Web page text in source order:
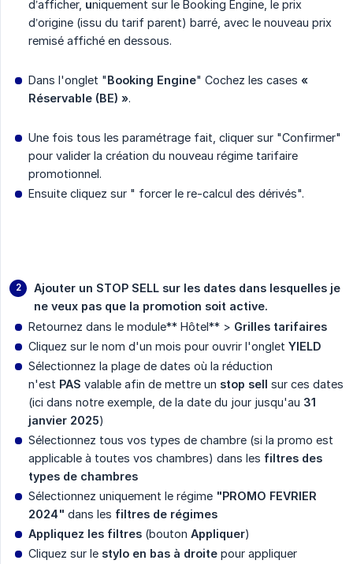
d’afficher, uniquement sur le Booking Engine, le prix
d’origine (issu du tarif parent) barré, avec le nouveau prix
remisé affiché en dessous.
Dans l'onglet "Booking Engine" Cochez les cases «
Réservable (BE) ».
Une fois tous les paramétrage fait, cliquer sur "Confirmer"
pour valider la création du nouveau régime tarifaire
promotionnel.
Ensuite cliquez sur " forcer le re-calcul des dérivés".
Ajouter un STOP SELL sur les dates dans lesquelles je
ne veux pas que la promotion soit active.
Retournez dans le module** Hôtel** > Grilles tarifaires
Cliquez sur le nom d'un mois pour ouvrir l'onglet YIELD
Sélectionnez la plage de dates où la réduction
n'est PAS valable afin de mettre un stop sell sur ces dates
(ici dans notre exemple, de la date du jour jusqu'au 31
janvier 2025)
Sélectionnez tous vos types de chambre (si la promo est
applicable à toutes vos chambres) dans les filtres des
types de chambres
Sélectionnez uniquement le régime "PROMO FEVRIER
2024" dans les filtres de régimes
Appliquez les filtres (bouton Appliquer)
Cliquez sur le stylo en bas à droite pour appliquer